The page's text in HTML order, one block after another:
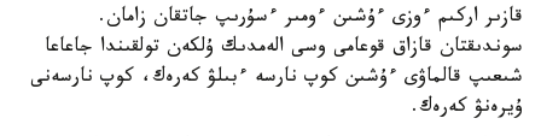
قازىر اركىم ءوزى ءۇشىن ءومىر ءسۇرىپ جاتقان زامان.
سوندىقتان قازاق قوعامى وسى الەمدىك ۇلكەن تولقىندا جاعاعا
شىعىپ قالماۋى ءۇشىن كوپ نارسە ءبىلۋ كەرەك، كوپ نارسەنى
ۇيرەنۋ كەرەك.